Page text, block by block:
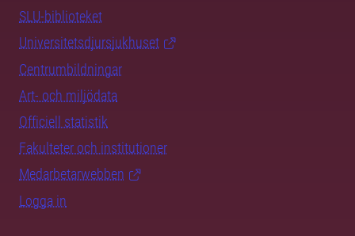
SLU-biblioteket
Universitetsdjursjukhuset
Centrumbildningar
Art- och miljödata
Officiell statistik
Fakulteter och institutioner
Medarbetarwebben
Logga in